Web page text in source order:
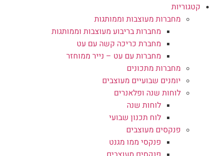
קטגוריות
מחברות מעוצבות וממותגות
מחברות בריבוע מעוצבות וממותגות
מחברת כריכה קשה עם עט
מחברות עם עט – נייר ממוחזר
מחברות מתכונים
יומנים שבועיים מעוצבים
לוחות שנה ופלאנרים
לוחות שנה
לוח תכנון שבועי
פנקסים מעוצבים
פנקסי ממו מגנט